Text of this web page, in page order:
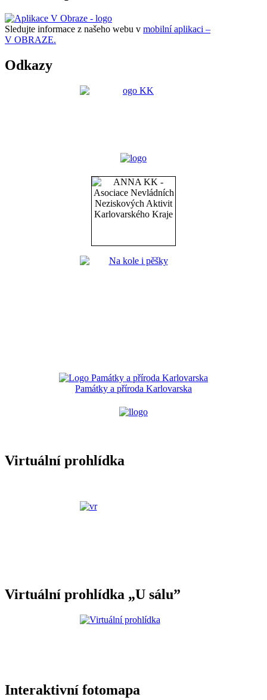
Sledujte informace z našeho webu v mobilní aplikaci –
V OBRAZE.
Odkazy
Památky a příroda Karlovarska
Virtuální prohlídka
Virtuální prohlídka „U sálu”
Interaktivní fotomapa